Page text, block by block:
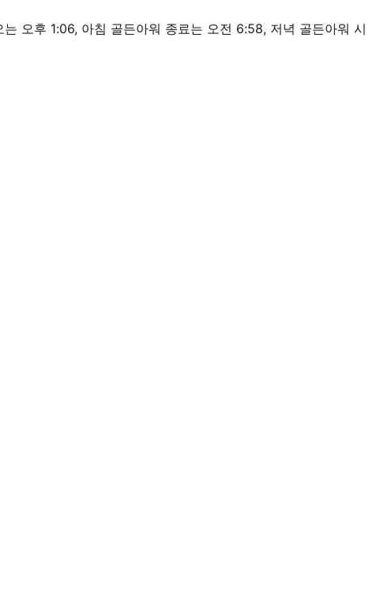
오후 1:06, 아침 골든아워 종료는 오전 6:58, 저녁 골든아워 시